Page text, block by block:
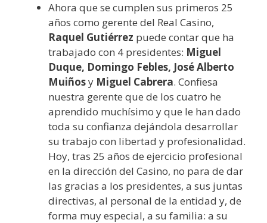
Ahora que se cumplen sus primeros 25
años como gerente del Real Casino,
Raquel Gutiérrez puede contar que ha
trabajado con 4 presidentes: Miguel
Duque, Domingo Febles, José Alberto
Muiñosy Miguel Cabrera. Confiesa
nuestra gerente que de los cuatro he
aprendido muchísimo y que le han dado
toda su confianza dejándola desarrollar
su trabajo con libertad y profesionalidad.
Hoy, tras 25 años de ejercicio profesional
en la dirección del Casino, no para de dar
las gracias a los presidentes, a sus juntas
directivas, al personal de la entidad y, de
forma muy especial, a su familia: a su